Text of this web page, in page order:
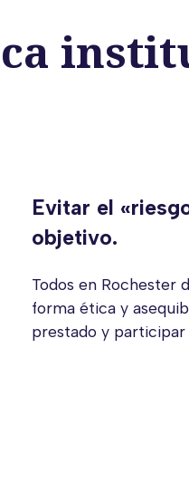
Evitar el
objetivo.
Todos en Rochester
forma ética y
prestado y participar